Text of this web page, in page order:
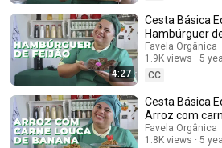
4:27
Cesta Básica
Hambúrguer
Favela Orgânica
1.9K views
5
CC
Cesta Básica
Arroz com
banana
Favela Orgânica
1.8K views
5